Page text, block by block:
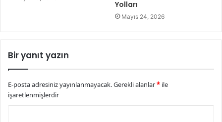
Yolları
Mayıs 24, 2026
Bir yanıt yazın
E-posta adresiniz yayınlanmayacak.Gerekli alanlar* ile
işaretlenmişlerdir